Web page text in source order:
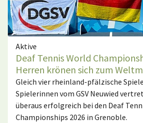
Aktive
Deaf Tennis World
Herren krönen sich zum
Gleich vier rheinland-pfälzische
Spielerinnen vom GSV Neuwied
überaus erfolgreich bei den Deaf
Championships 2026 in Grenoble.